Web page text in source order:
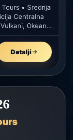
• Srednja
Centralna
Okean
srce…
Detalji